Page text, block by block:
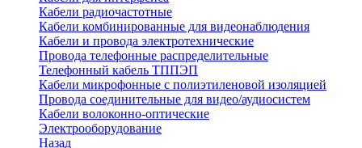
Кабели радиочастотные
Кабели комбинированные для видеонаблюдения
Кабели и провода электротехнические
Провода телефонные распределительные
Телефонный кабель ТППЭП
Кабели микрофонные с полиэтиленовой изоляцией
Провода соединительные для видео/аудиосистем
Кабели волоконно-оптические
Электрооборудование
Назад